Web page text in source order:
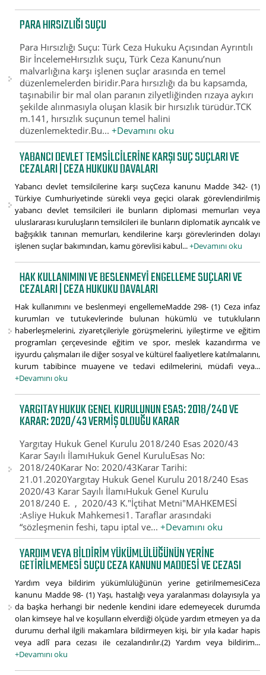
PARA HIRSIZLIĞI SUÇU
Para Hırsızlığı Suçu: Türk Ceza Hukuku Açısından Ayrıntılı
Bir İncelemeHırsızlık suçu, Türk Ceza Kanunu’nun
malvarlığına karşı işlenen suçlar arasında en temel
düzenlemelerden biridir.Para hırsızlığı da bu kapsamda,
taşınabilir bir mal olan paranın zilyetliğinden rızaya aykırı
şekilde alınmasıyla oluşan klasik bir hırsızlık türüdür.TCK
m.141, hırsızlık suçunun temel halini
düzenlemektedir.Bu...+Devamını oku
YABANCI DEVLET TEMSILCILERINE KARŞI SUÇ SUÇLARI VE
CEZALARI | CEZA HUKUKU DAVALARI
Yabancı devlet temsilcilerine karşı suçCeza kanunu Madde 342- (1)
Türkiye Cumhuriyetinde sürekli veya geçici olarak görevlendirilmiş
yabancı devlet temsilcileri ile bunların diplomasi memurları veya
uluslararası kuruluşların temsilcileri ile bunların diplomatik ayrıcalık ve
bağışıklık tanınan memurları, kendilerine karşı görevlerinden dolayı
işlenen suçlar bakımından, kamu görevlisi kabul...+Devamını oku
HAK KULLANIMINI VE BESLENMEYI ENGELLEME SUÇLARI VE
CEZALARI | CEZA HUKUKU DAVALARI
Hak kullanımını ve beslenmeyi engellemeMadde 298- (1) Ceza infaz
kurumları ve tutukevlerinde bulunan hükümlü ve tutukluların
haberleşmelerini, ziyaretçileriyle görüşmelerini, iyileştirme ve eğitim
programları çerçevesinde eğitim ve spor, meslek kazandırma ve
işyurdu çalışmaları ile diğer sosyal ve kültürel faaliyetlere katılmalarını,
kurum tabibince muayene ve tedavi edilmelerini, müdafi veya...
+Devamını oku
YARGITAY HUKUK GENEL KURULUNUN ESAS: 2018/240 VE
KARAR: 2020/43 VERMIŞ OLDUĞU KARAR
Yargıtay Hukuk Genel Kurulu 2018/240 Esas 2020/43
Karar Sayılı İlamıHukuk Genel KuruluEsas No:
2018/240Karar No: 2020/43Karar Tarihi:
21.01.2020Yargıtay Hukuk Genel Kurulu 2018/240 Esas
2020/43 Karar Sayılı İlamıHukuk Genel Kurulu
2018/240 E. , 2020/43 K."İçtihat Metni"MAHKEMESİ
:Asliye Hukuk Mahkemesi1. Taraflar arasındaki
“sözleşmenin feshi, tapu iptal ve...+Devamını oku
YARDIM VEYA BILDIRIM YÜKÜMLÜLÜĞÜNÜN YERINE
GETIRILMEMESI SUÇU CEZA KANUNU MADDESI VE CEZASI
Yardım veya bildirim yükümlülüğünün yerine getirilmemesiCeza
kanunu Madde 98- (1) Yaşı, hastalığı veya yaralanması dolayısıyla ya
da başka herhangi bir nedenle kendini idare edemeyecek durumda
olan kimseye hal ve koşulların elverdiği ölçüde yardım etmeyen ya da
durumu derhal ilgili makamlara bildirmeyen kişi, bir yıla kadar hapis
veya adlî para cezası ile cezalandırılır.(2) Yardım veya bildirim...
+Devamını oku